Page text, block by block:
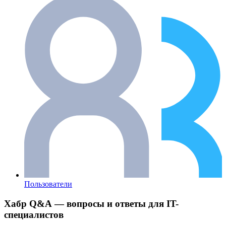
Пользователи
Хабр Q&A — вопросы и ответы для IT-
специалистов